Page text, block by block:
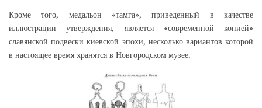
Кроме того, медальон «тамга», приведенный в качестве
иллюстрации утверждения, является «современной копией»
славянской подвески киевской эпохи, несколько вариантов которой
в настоящее время хранятся в Новгородском музее.